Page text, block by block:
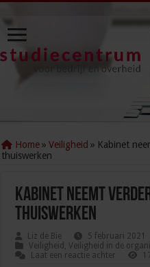
Home » Veiligheid » Kabinet
thuiswerken
Kabinet neemt
thuiswerken
Liz de Bie
5 februari 2021
Veiligheid ,Veiligheid in de
Laat een reactie achter